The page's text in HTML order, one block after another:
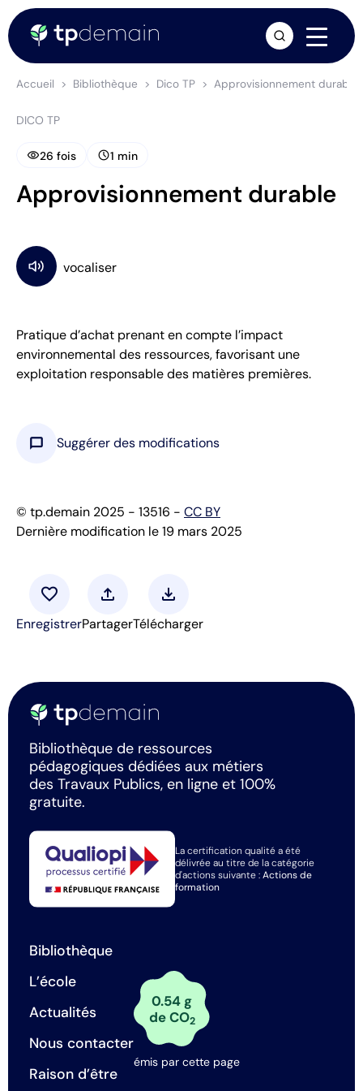
Accueil Bibliothèque Dico TP Approvisionnement durable
DICO TP
visibility26 fois schedule1 min
Approvisionnement durable
Pratique d’achat prenant en compte l’impact
environnemental des ressources, favorisant une
exploitation responsable des matières premières.
chat_bubble Suggérer des modifications
© tp.demain 2025 - 13516 - CC BY
Dernière modification le 19 mars 2025
favorite
Enregistrer
upload
Partager
download
Télécharger
Bibliothèque de ressources
pédagogiques dédiées aux métiers
des Travaux Publics, en ligne et 100%
gratuite.
La certification qualité a été
délivrée au titre de la catégorie
d'actions suivante :Actions de
formation
Bibliothèque
L’école
Actualités
Nous contacter
Raison d’être
0.54 g
de CO2
émis par cette page
arrow_forward